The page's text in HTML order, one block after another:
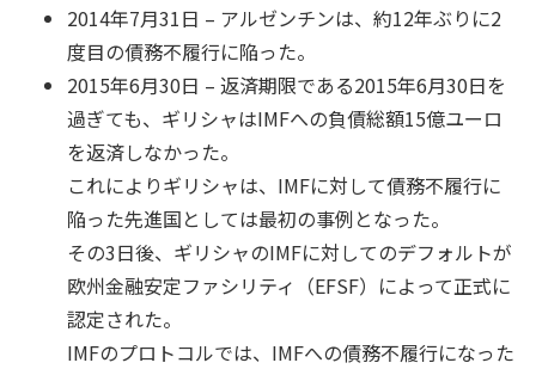
2014年7月31日 – アルゼンチンは、約12年ぶりに2
度目の債務不履行に陥った。
2015年6月30日 – 返済期限である2015年6月30日を
過ぎても、ギリシャはIMFへの負債総額15億ユーロ
を返済しなかった。
これによりギリシャは、IMFに対して債務不履行に
陥った先進国としては最初の事例となった。
その3日後、ギリシャのIMFに対してのデフォルトが
欧州金融安定ファシリティ（EFSF）によって正式に
認定された。
IMFのプロトコルでは、IMFへの債務不履行になった